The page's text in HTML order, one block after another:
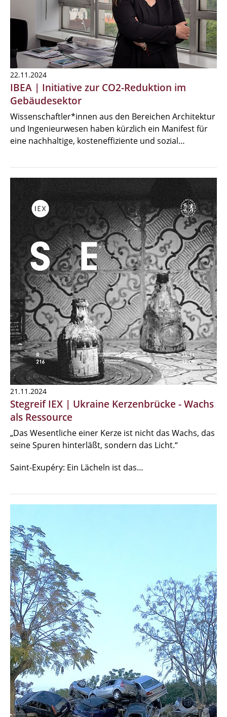
22.11.2024
IBEA | Initiative zur CO2-Reduktion im
Gebäudesektor
Wissenschaftler*innen aus den Bereichen Architektur
und Ingenieurwesen haben kürzlich ein Manifest für
eine nachhaltige, kosteneffiziente und sozial…
21.11.2024
Stegreif IEX | Ukraine Kerzenbrücke - Wachs
als Ressource
„Das Wesentliche einer Kerze ist nicht das Wachs, das
seine Spuren hinterläßt, sondern das Licht.“
Saint-Exupéry: Ein Lächeln ist das…